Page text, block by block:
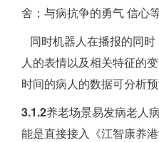
舍；与病抗争的勇气 信心
同时机器人在播报的同
人的表情以及相关特征的
时间的病人的数据可分析
3.1.2养老场景易发病老人
能是直接接入《江智康养